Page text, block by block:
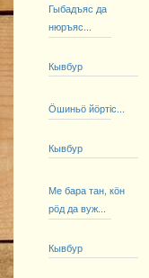
Гыбадъяс да
нюръяс...
Кывбур
Ӧшиньӧ йӧртіс...
Кывбур
Ме бара тан, кӧн
рӧд да вуж...
Кывбур